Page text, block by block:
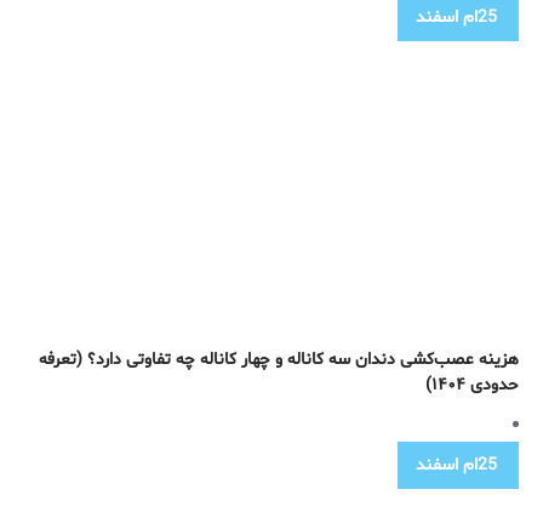
25ام اسفند
هزینه عصب‌کشی دندان سه کاناله و چهار کاناله چه تفاوتی دارد؟ (تعرفه
حدودی ۱۴۰۴)
25ام اسفند